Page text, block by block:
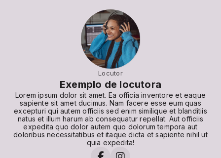
Locutor
Exemplo de locutora
Lorem ipsum dolor sit amet. Ea officia inventore et eaque
sapiente sit amet ducimus. Nam facere esse eum quas
excepturi qui autem officiis sed enim similique et blanditiis
natus et illum harum ab consequatur repellat. Aut officiis
expedita quo dolor autem quo dolorum tempora aut
doloribus necessitatibus et itaque dicta et sapiente nihil ut
quia expedita!